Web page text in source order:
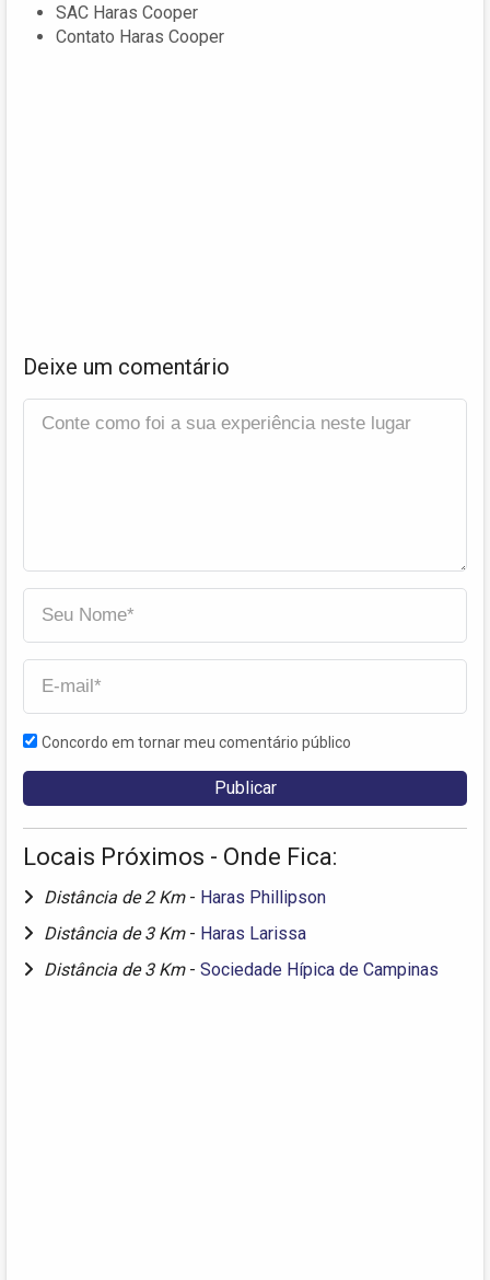
SAC Haras Cooper
Contato Haras Cooper
Deixe um comentário
Concordo em tornar meu comentário público
Locais Próximos - Onde Fica:
Distância de 2 Km - Haras Phillipson
Distância de 3 Km - Haras Larissa
Distância de 3 Km - Sociedade Hípica de Campinas